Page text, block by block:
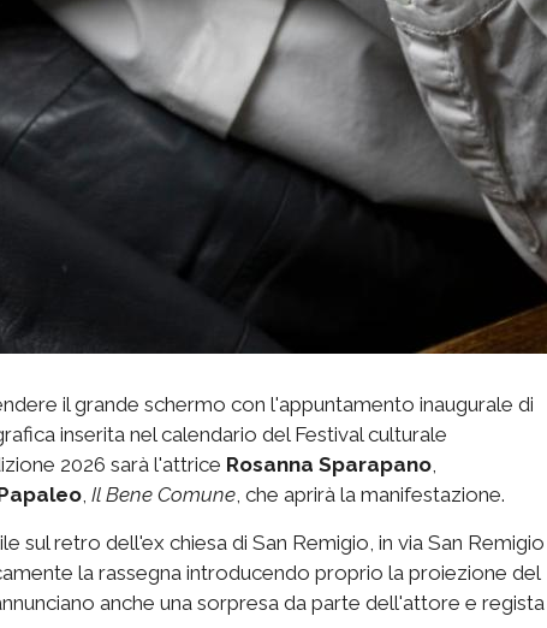
il grande schermo con l'appuntamento inaugurale di
inserita nel calendario del Festival culturale
2026 sarà l'attrice Rosanna Sparapano
Il Bene Comune , che aprirà la manifestazione.
sul retro dell'ex chiesa di San Remigio, in via San Remigio
la rassegna introducendo proprio la proiezione del
anche una sorpresa da parte dell'attore e regista